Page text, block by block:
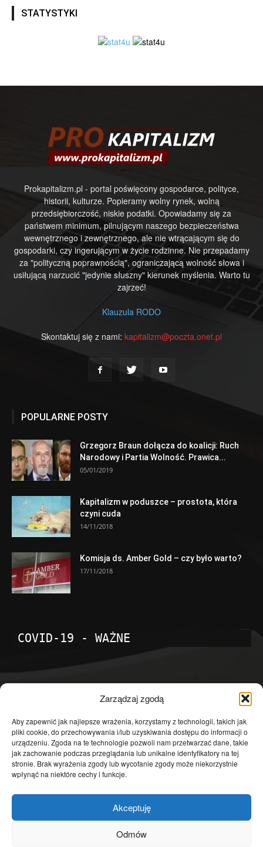
Zarządzaj zgodą
Aby zapewnić jak najlepsze wrażenia, korzystamy z technologii, takich jak
pliki cookie, do przechowywania i/lub uzyskiwania dostępu do informacji o
urządzeniu. Zgoda na te technologie pozwoli nam przetwarzać dane, takie
jak zachowanie podczas przeglądania lub unikalne identyfikatory na tej
stronie. Brak wyrażenia zgody lub wycofanie zgody może niekorzystnie
wpłynąć na niektóre cechy i funkcje.
Akceptuję
Odmów
STATYSTYKI
Prokapitalizm.pl - portal poświęcony gospodarce, polityce,
historii, kulturze. Popieramy wolny rynek, wolną
przedsiębiorczość, niskie podatki. Opowiadamy się za
państwem minimum, pilnującym naszego bezpieczeństwa
wewnętrznego i zewnętrznego, ale nie wtrącającym się do
gospodarki, czy ingerującym w życie rodzinne. Nie przepadamy
za "polityczną poprawnością", ograniczającą wolność słowa i
usiłującą narzucić "jedynie słuszny" kierunek myślenia. Warto tu
zajrzeć!
Klauzula RODO
Skontaktuj się z nami: kapitalizm@poczta.onet.pl
POPULARNE POSTY
Grzegorz Braun dołącza do koalicji: Ruch
Narodowy i Partia Wolność. Prawica...
05/01/2019
Kapitalizm w poduszce – prostota, która
czyni cuda
14/11/2018
Komisja ds. Amber Gold – czy było warto?
17/11/2018
COVID-19 - WAŻNE
Temat dnia
4601
Publicystyka
4363
Polityka
3639
Polska
Społeczeństwo
2823